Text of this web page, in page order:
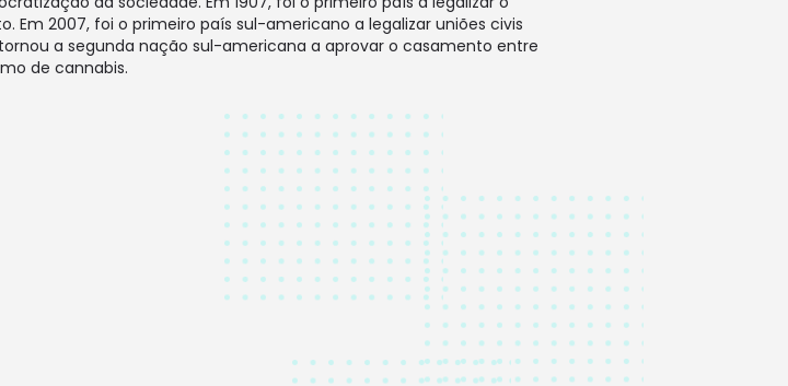
Em 2007, foi o primeiro país sul-americano a legalizar uniões civis
a segunda nação sul-americana a aprovar o casamento entre
de cannabis.